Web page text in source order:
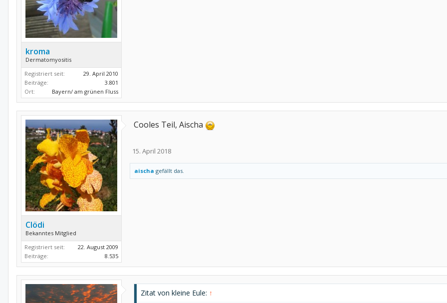
kroma
Dermatomyositis
Registriert seit:
29. April 2010
Beiträge:
3.801
Ort:
Bayern/ am grünen Fluss
Clödi
Bekanntes Mitglied
Registriert seit:
22. August 2009
Beiträge:
8.535
Cooles Teil, Aischa
15. April 2018
aischa gefällt das.
Zitat von kleine Eule: ↑